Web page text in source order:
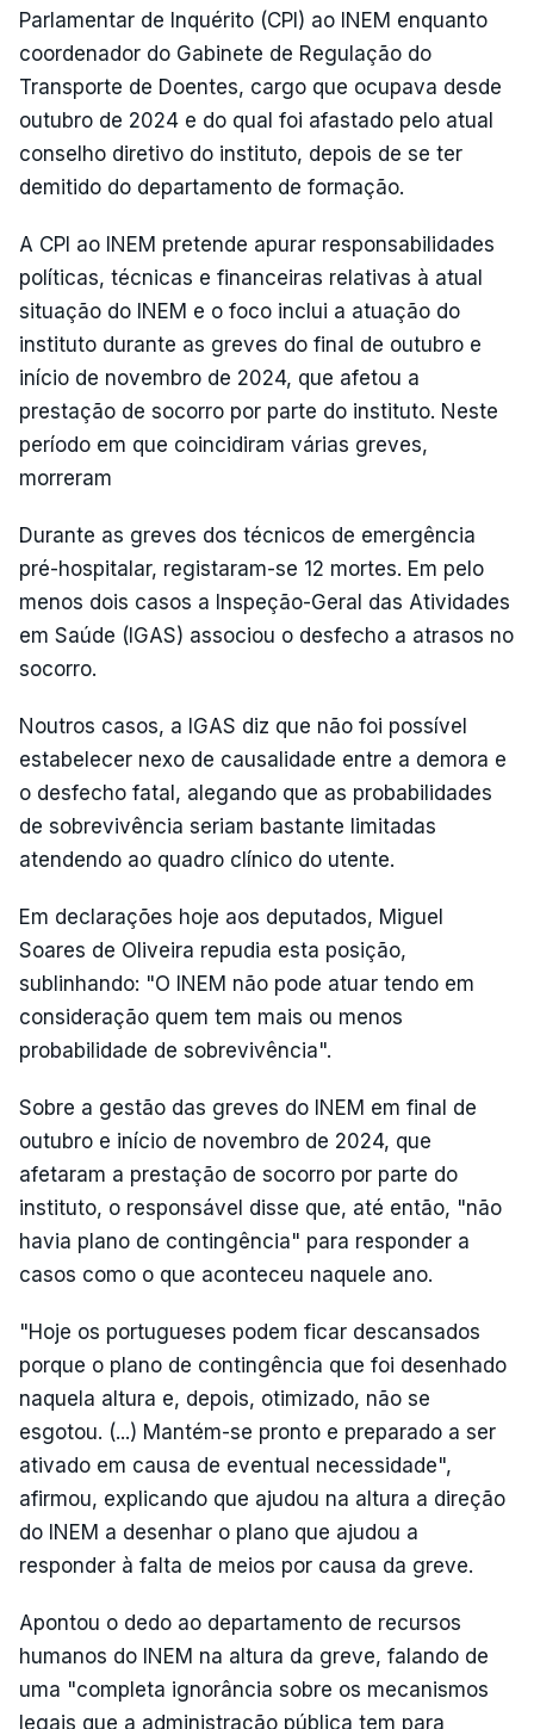
Parlamentar de Inquérito (CPI) ao INEM enquanto
coordenador do Gabinete de Regulação do
Transporte de Doentes, cargo que ocupava desde
outubro de 2024 e do qual foi afastado pelo atual
conselho diretivo do instituto, depois de se ter
demitido do departamento de formação.
A CPI ao INEM pretende apurar responsabilidades
políticas, técnicas e financeiras relativas à atual
situação do INEM e o foco inclui a atuação do
instituto durante as greves do final de outubro e
início de novembro de 2024, que afetou a
prestação de socorro por parte do instituto. Neste
período em que coincidiram várias greves,
morreram
Durante as greves dos técnicos de emergência
pré-hospitalar, registaram-se 12 mortes. Em pelo
menos dois casos a Inspeção-Geral das Atividades
em Saúde (IGAS) associou o desfecho a atrasos no
socorro.
Noutros casos, a IGAS diz que não foi possível
estabelecer nexo de causalidade entre a demora e
o desfecho fatal, alegando que as probabilidades
de sobrevivência seriam bastante limitadas
atendendo ao quadro clínico do utente.
Em declarações hoje aos deputados, Miguel
Soares de Oliveira repudia esta posição,
sublinhando: "O INEM não pode atuar tendo em
consideração quem tem mais ou menos
probabilidade de sobrevivência".
Sobre a gestão das greves do INEM em final de
outubro e início de novembro de 2024, que
afetaram a prestação de socorro por parte do
instituto, o responsável disse que, até então, "não
havia plano de contingência" para responder a
casos como o que aconteceu naquele ano.
"Hoje os portugueses podem ficar descansados
porque o plano de contingência que foi desenhado
naquela altura e, depois, otimizado, não se
esgotou. (...) Mantém-se pronto e preparado a ser
ativado em causa de eventual necessidade",
afirmou, explicando que ajudou na altura a direção
do INEM a desenhar o plano que ajudou a
responder à falta de meios por causa da greve.
Apontou o dedo ao departamento de recursos
humanos do INEM na altura da greve, falando de
uma "completa ignorância sobre os mecanismos
legais que a administração pública tem para